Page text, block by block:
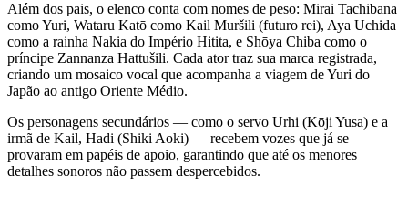
Além dos pais, o elenco conta com nomes de peso: Mirai Tachibana
como Yuri, Wataru Katō como Kail Muršili (futuro rei), Aya Uchida
como a rainha Nakia do Império Hitita, e Shōya Chiba como o
príncipe Zannanza Hattušili. Cada ator traz sua marca registrada,
criando um mosaico vocal que acompanha a viagem de Yuri do
Japão ao antigo Oriente Médio.
Os personagens secundários — como o servo Urhi (Kōji Yusa) e a
irmã de Kail, Hadi (Shiki Aoki) — recebem vozes que já se
provaram em papéis de apoio, garantindo que até os menores
detalhes sonoros não passem despercebidos.